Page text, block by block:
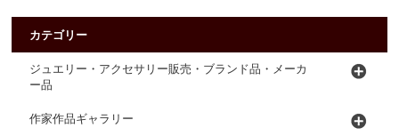
カテゴリー
ジュエリー・アクセサリー販売・ブランド品・メーカ
ー品
作家作品ギャラリー